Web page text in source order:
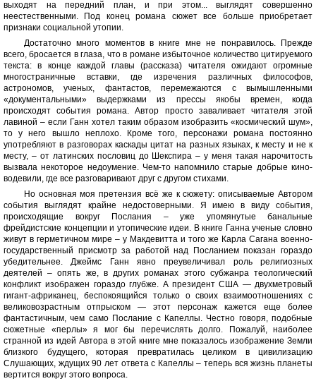
выходят на передний план, и при этом... выглядят совершенно
неестественными. Под конец романа сюжет все больше приобретает
признаки социальной утопии.
Достаточно много моментов в книге мне не понравилось. Прежде
всего, бросается в глаза, что в романе избыточное количество цитируемого
текста: в конце каждой главы (рассказа) читателя ожидают огромные
многостраничные вставки, где изречения различных философов,
астрономов, ученых, фантастов, перемежаются с вымышленными
«документальными» выдержками из прессы якобы времен, когда
происходят события романа. Автор просто заваливает читателя этой
лавиной – если Ганн хотел таким образом изобразить «космический шум»,
то у него вышло неплохо. Кроме того, персонажи романа постоянно
употребляют в разговорах каскады цитат на разных языках, к месту и не к
месту, – от латинских пословиц до Шекспира – у меня такая нарочитость
вызвала некоторое недоумение. Чем-то напомнило старые добрые кино-
водевили, где все разговаривают друг с другом стихами.
Но основная моя претензия всё же к сюжету: описываемые Автором
события выглядят крайне недостоверными. Я имею в виду события,
происходящие вокруг Послания – уже упомянутые банальные
фрейдистские концепции и утопические идеи. В книге Ганна ученые словно
живут в герметичном мире – у Макдевитта и того же Карла Сагана военно-
государственный присмотр за работой над Посланием показан гораздо
убедительнее. Джеймс Ганн явно преувеличивал роль религиозных
деятелей – опять же, в других романах этого субжанра теологический
конфликт изображен гораздо глубже. А президент США — двухметровый
гигант-африканец, беспокоящийся только о своих взаимоотношениях с
великовозрастным отпрыском — этот персонаж кажется еще более
фантастичным, чем само Послание с Капеллы. Честно говоря, подобные
сюжетные «перлы» я мог бы перечислять долго. Пожалуй, наиболее
странной из идей Автора в этой книге мне показалось изображение Земли
близкого будущего, которая превратилась целиком в цивилизацию
Слушающих, ждущих 90 лет ответа с Капеллы – теперь вся жизнь планеты
вертится вокруг этого вопроса.